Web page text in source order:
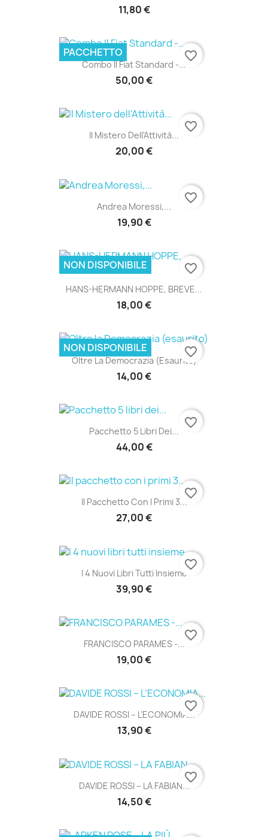
11,80 €
Combo Il Fiat Standard -...
50,00 €
PACCHETTO favorite_border
Il Mistero Dell'Attività...
20,00 €
favorite_border
Andrea Moressi,...
19,90 €
favorite_border
HANS-HERMANN HOPPE, BREVE...
18,00 €
NON DISPONIBILE favorite_border
Oltre La Democrazia (esaurito)
14,00 €
NON DISPONIBILE favorite_border
Pacchetto 5 Libri Dei...
44,00 €
favorite_border
Il Pacchetto Con I Primi 3...
27,00 €
favorite_border
I 4 Nuovi Libri Tutti Insieme
39,90 €
favorite_border
FRANCISCO PARAMES -...
19,00 €
favorite_border
DAVIDE ROSSI – L’ECONOMIA...
13,90 €
favorite_border
DAVIDE ROSSI – LA FABIAN...
14,50 €
favorite_border